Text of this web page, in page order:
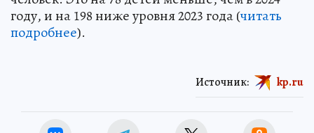
году, и на 198 ниже уровня 2023 года (читать
подробнее).
Источник: kp.ru